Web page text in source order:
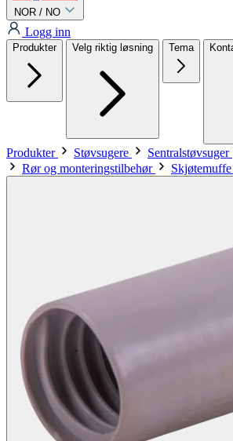
NOR / NO
Logg inn
Produkter Velg riktig løsning Tema
Produkter Støvsugere Sentralstøvsuger
Rør og monteringstilbehør